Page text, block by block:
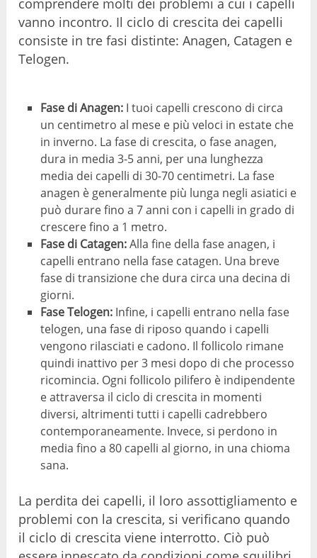
vanno incontro. Il ciclo di crescita dei capelli
consiste in tre fasi distinte: Anagen, Catagen e
Telogen.
Fase di Anagen:I tuoi capelli crescono di circa
un centimetro al mese e più veloci in estate che
in inverno. La fase di crescita, o fase anagen,
dura in media 3-5 anni, per una lunghezza
media dei capelli di 30-70 centimetri. La fase
anagen è generalmente più lunga negli asiatici e
può durare fino a 7 anni con i capelli in grado di
crescere fino a 1 metro.
Fase di Catagen:Alla fine della fase anagen, i
capelli entrano nella fase catagen. Una breve
fase di transizione che dura circa una decina di
giorni.
Fase Telogen:Infine, i capelli entrano nella fase
telogen, una fase di riposo quando i capelli
vengono rilasciati e cadono. Il follicolo rimane
quindi inattivo per 3 mesi dopo di che processo
ricomincia. Ogni follicolo pilifero è indipendente
e attraversa il ciclo di crescita in momenti
diversi, altrimenti tutti i capelli cadrebbero
contemporaneamente. Invece, si perdono in
media fino a 80 capelli al giorno, in una chioma
sana.
La perdita dei capelli, il loro assottigliamento e
problemi con la crescita, si verificano quando
il ciclo di crescita viene interrotto. Ciò può